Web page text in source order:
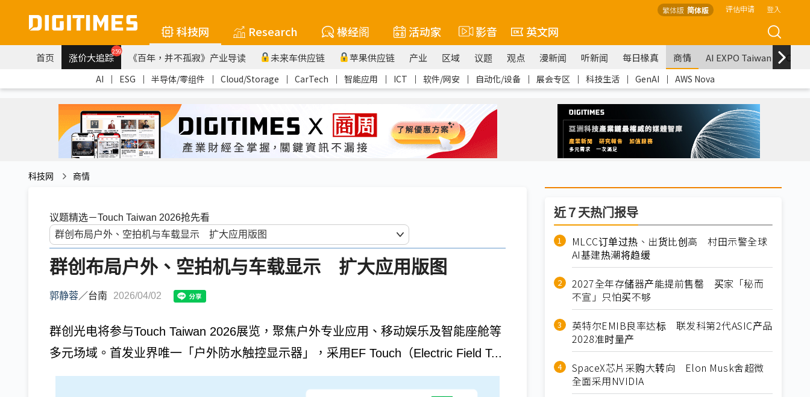
繁体版 简体版 评估申请 登入
科技网 Research 椽经阁 活动家 影音 英文网
首页 涨价大追踪259 《百年，并不孤寂》产业导读 未来车供应链 苹果供应链 产业 区域 议题 观点 漫新闻 听新闻 每日椽真 商情 AI EXPO Taiwan
AI ｜ ESG ｜ 半导体/零组件 ｜ Cloud/Storage ｜ CarTech ｜ 智能应用 ｜ ICT ｜ 软件/网安 ｜ 自动化/设备 ｜ 展会专区 ｜ 科技生活 ｜ GenAI ｜ AWS Nova
科技网 商情
议题精选－Touch Taiwan 2026抢先看
群创布局户外、空拍机与车载显示 扩大应用版图
郭静蓉／台南 2026/04/02
群创光电将参与Touch Taiwan 2026展览，聚焦户外专业应用、移动娱乐及智能座舱等
多元场域。首发业界唯一「户外防水触控显示器」，采用EF Touch（Electric Field T...
近７天热门报导
MLCC订单过热、出货比创高 村田示警全球
AI基建热潮将趋缓
2027全年存储器产能提前售罄 买家「秘而
不宣」只怕买不够
英特尔EMIB良率达标 联发科第2代ASIC产品
2028准时量产
SpaceX芯片采购大转向 Elon Musk舍超微
全面采用NVIDIA